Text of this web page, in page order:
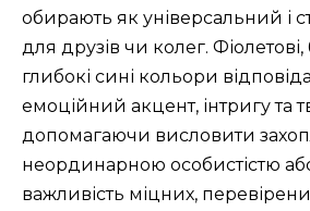
обирають як універсальний і
для друзів чи колег. Фіолетові,
глибокі сині кольори
емоційний акцент, інтригу та
допомагаючи висловити
неординарною особистістю
важливість міцних,